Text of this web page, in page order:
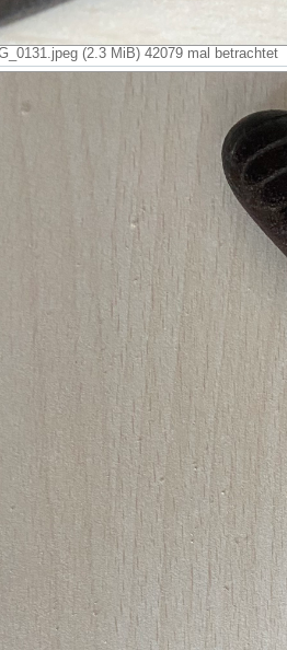
(2.3 MiB) 42079 mal betrachtet